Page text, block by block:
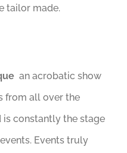
tailor made.
an acrobatic show
from all over the
constantly the stage
Events truly